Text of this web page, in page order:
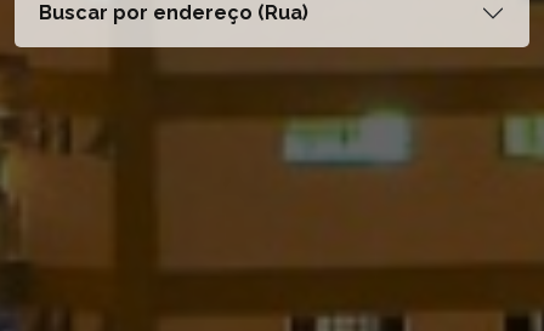
Buscar por endereço (Rua)